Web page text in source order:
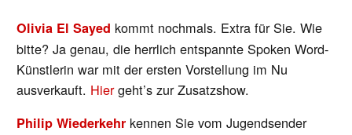
Olivia El Sayed kommt nochmals. Extra für Sie. Wie
bitte? Ja genau, die herrlich entspannte Spoken Word-
Künstlerin war mit der ersten Vorstellung im Nu
ausverkauft. Hiergeht’s zur Zusatzshow.
Philip Wiederkehr kennen Sie vom Jugendsender